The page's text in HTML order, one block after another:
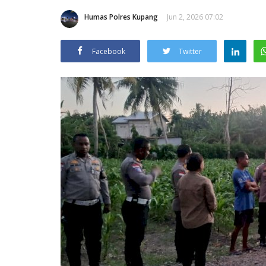
Humas Polres Kupang Jun 2, 2026 07:02
Facebook Twitter